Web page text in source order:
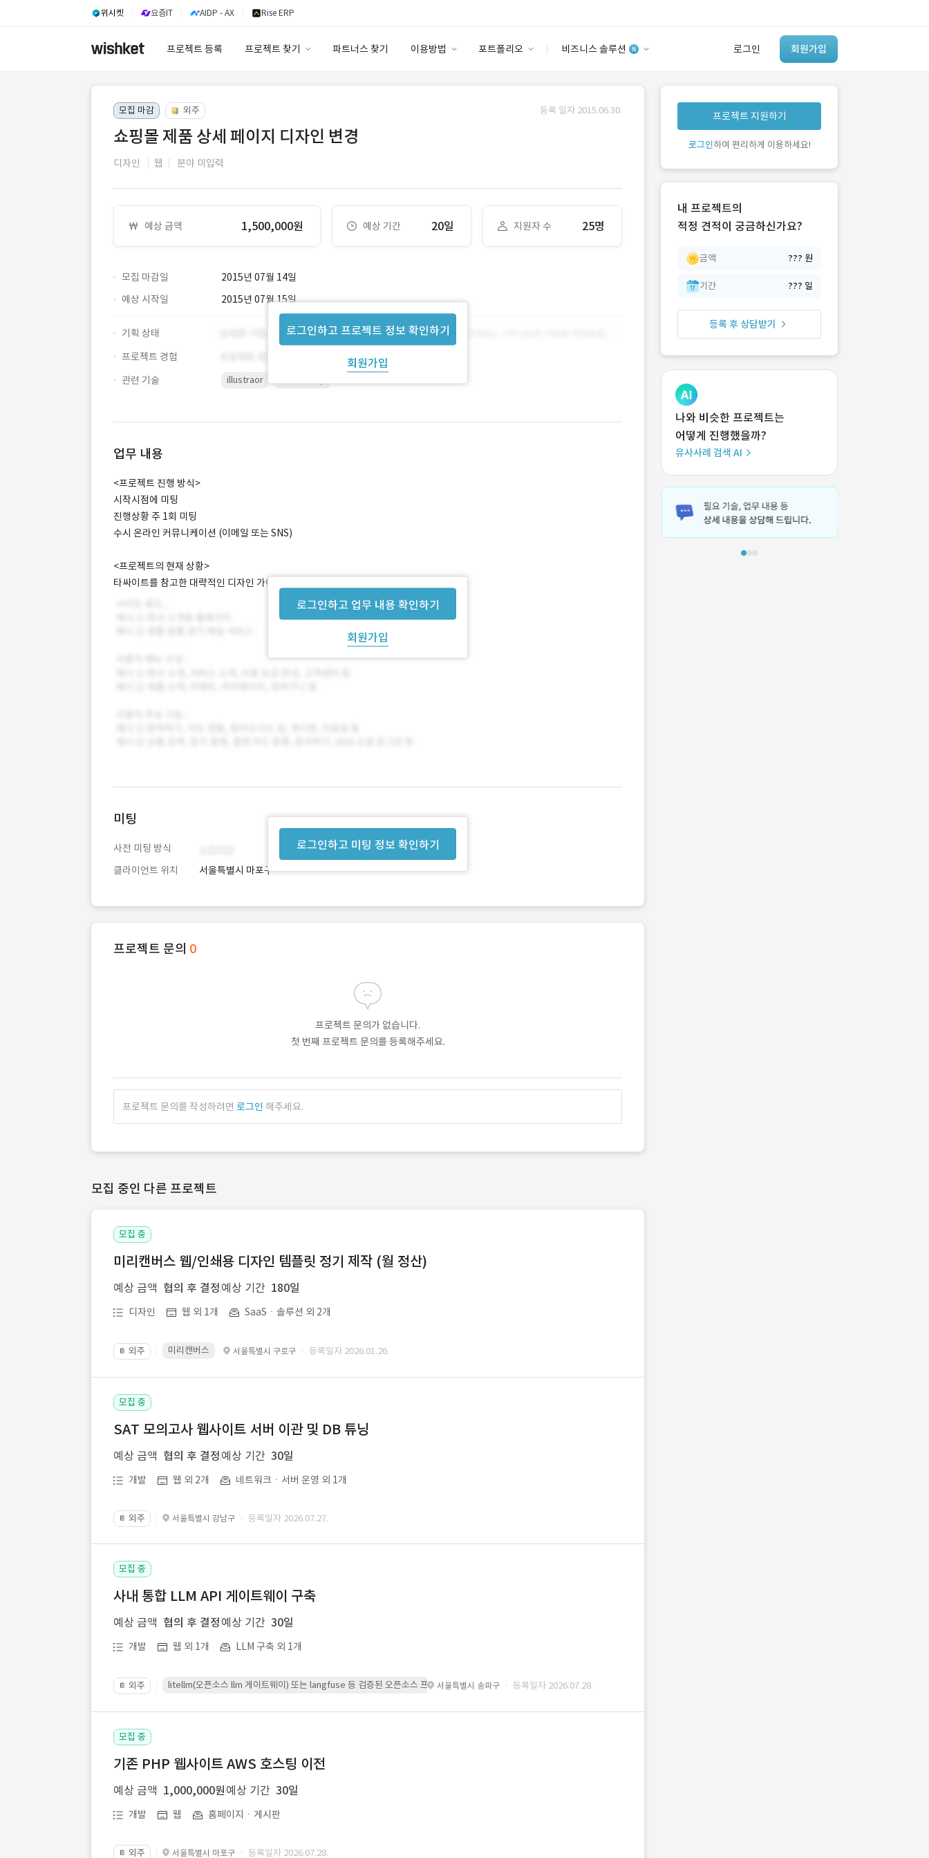
위시켓 요즘IT AIDP - AX Rise ERP
프로젝트 등록 프로젝트 찾기 파트너스 찾기 이용방법 포트폴리오 비즈니스 솔루션 로그인 회원가입
안심 코드 케어
유사사례 검색 AI
‘이런 거’ 만들어본
개발 회사 있어?
모집 마감 외주 등록 일자 2015.06.30.
쇼핑몰 제품 상세 페이지 디자인 변경
디자인 웹 분야 미입력
예상 금액 1,500,000원 예상 기간 20일 지원자 수 25명
모집 마감일 2015년 07월 14일
로그인하고 프로젝트 정보 확인하기
회원가입
예상 시작일 2015년 07월 15일
기획 상태
프로젝트 경험
관련 기술
illustraor
업무 내용
로그인하고 업무 내용 확인하기
회원가입
<프로젝트 진행 방식>
시작시점에 미팅
진행상황 주 1회 미팅
수시 온라인 커뮤니케이션 (이메일 또는 SNS)
<프로젝트의 현재 상황>
타싸이트를 참고한 대략적인 디자인 가이드라인이 있습니다.
로그인하고 미팅 정보 확인하기
미팅
사전 미팅 방식
클라이언트 위치
서울특별시 마포구
프로젝트 문의 0
프로젝트 문의가 없습니다.
첫 번째 프로젝트 문의를 등록해주세요.
프로젝트 문의를 작성하려면 로그인 해주세요.
모집 중인 다른 프로젝트
모집 중
미리캔버스 웹/인쇄용 디자인 템플릿 정기 제작 (월 정산)
예상 금액 협의 후 결정 예상 기간 180일
디자인 웹 외 1개 SaaSㆍ솔루션 외 2개
📔 외주 미리캔버스 서울특별시 구로구 · 등록일자 2026.01.26.
모집 중
SAT 모의고사 웹사이트 서버 이관 및 DB 튜닝
예상 금액 협의 후 결정 예상 기간 30일
개발 웹 외 2개 네트워크ㆍ서버 운영 외 1개
📔 외주 서울특별시 강남구 · 등록일자 2026.07.27.
모집 중
사내 통합 LLM API 게이트웨이 구축
예상 금액 협의 후 결정 예상 기간 30일
개발 웹 외 1개 LLM 구축 외 1개
📔 외주 litellm(오픈소스 llm 게이트웨이) 또는 langfuse 등 검증된 오픈소스 프레임워크를 기반으로 시스템을 구축
서울특별시 송파구 · 등록일자 2026.07.28.
모집 중
기존 PHP 웹사이트 AWS 호스팅 이전
예상 금액 1,000,000원 예상 기간 30일
개발 웹 홈페이지ㆍ게시판
📔 외주 서울특별시 마포구 · 등록일자 2026.07.28.
프로젝트 지원하기
로그인하여 편리하게 이용하세요!
내 프로젝트의
적정 견적이 궁금하신가요?
금액 ??? 원
기간 ??? 일
등록 후 상담받기
나와 비슷한 프로젝트는
어떻게 진행했을까?
유사사례 검색 AI